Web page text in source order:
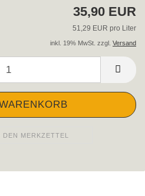
35,90 EUR
51,29 EUR pro Liter
inkl. 19% MwSt. zzgl. Versand
DEN MERKZETTEL